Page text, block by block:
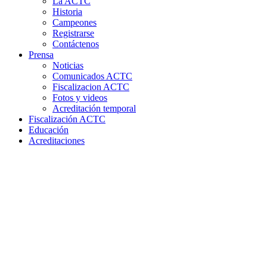
Historia
Campeones
Registrarse
Contáctenos
Prensa
Noticias
Comunicados ACTC
Fiscalizacion ACTC
Fotos y videos
Acreditación temporal
Fiscalización ACTC
Educación
Acreditaciones